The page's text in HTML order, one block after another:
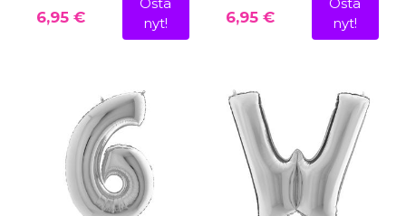
6,95 €
nyt!
6,95 €
nyt!